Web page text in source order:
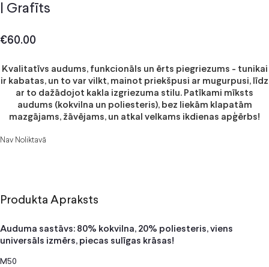
| Grafīts
€60.00
Kvalitatīvs audums, funkcionāls un ērts piegriezums - tunikai
ir kabatas, un to var vilkt, mainot priekšpusi ar mugurpusi, līdz
ar to dažādojot kakla izgriezuma stilu. Patīkami mīksts
audums (kokvilna un poliesteris), bez liekām klapatām
mazgājams, žāvējams, un atkal velkams ikdienas apģērbs!
Nav Noliktavā
Produkta Apraksts
Auduma sastāvs: 80% kokvilna, 20% poliesteris, viens
universāls izmērs, piecas sulīgas krāsas!
M50